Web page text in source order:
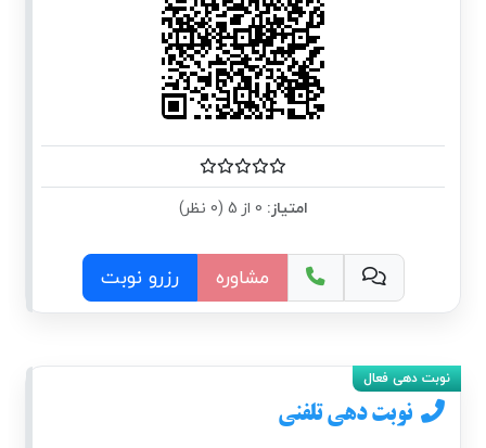
امتیاز:
مشاوره رزرو نوبت
نوبت دهی تلفنی